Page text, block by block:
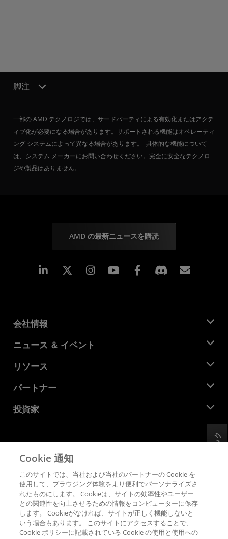
脚注
一部の AMD テクノロジでは、サードパーティによる有効化またはアクテ
ィブ化が必要になる場合があります。サポートされる機能はオペレーティ
ング システムによって異なる場合があります。 具体的な機能について
は、システム メーカーにお問い合わせください。完全に安全なテクノロ
ジや製品はありません。
AMD の最新ニュースを購読
Linkedin Instagram Facebook
会社情報
AMD について
企業責任
お問い合わせ
ニュース ＆ イベント
ニュースルーム
メディア ライブラリ
リソース
デベロッパー セントラル
ケース スタディ
パートナー
AMD パートナー ハブ
投資家
財務情報
取締役会
ガバナンス報告書
SEC 提出書類
プライバシー
商標
サプライ チェーンの透明性
公正でオープンな競争
英国税務戦略
Cookie ポリシー
フィードバック
Cookie 通知
このサイトでは、当社および当社のパートナーの Cookie を
使用して、ブラウジング体験をより便利でパーソナライズさ
れたものにします。 Cookieは、サイトの効率性やユーザー
との関連性を向上させるための情報をコンピューターに保存
します。 Cookieがなければ、サイトが正しく機能しないと
いう場合もあります。 このサイトにアクセスすることで、
Cookie ポリシーに記載されている Cookie の使用と使用への